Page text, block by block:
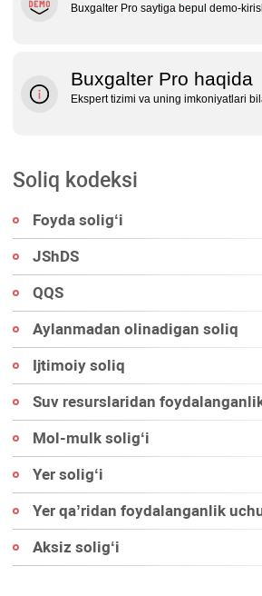
Buxgalter Pro saytiga bepul
Buxgalter Pro haqida
Ekspert tizimi va uning imkoniyatlari
Soliq kodeksi
Foyda soligʻi
JShDS
QQS
Aylanmadan olinadigan soliq
Ijtimoiy soliq
Suv resurslaridan
Mol-mulk soligʻi
Yer soligʻi
Yer qa’ridan foydalanganlik
Aksiz soligʻi